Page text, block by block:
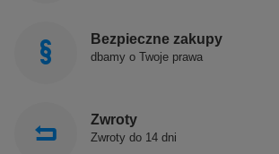
Bezpieczne zakupy
dbamy o Twoje prawa
Zwroty
Zwroty do 14 dni